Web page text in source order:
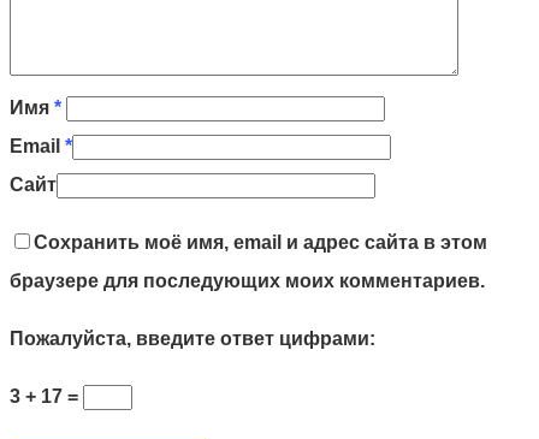
Имя *
Email *
Сайт
Сохранить моё имя, email и адрес сайта в этом
браузере для последующих моих комментариев.
Пожалуйста, введите ответ цифрами:
3 + 17 =